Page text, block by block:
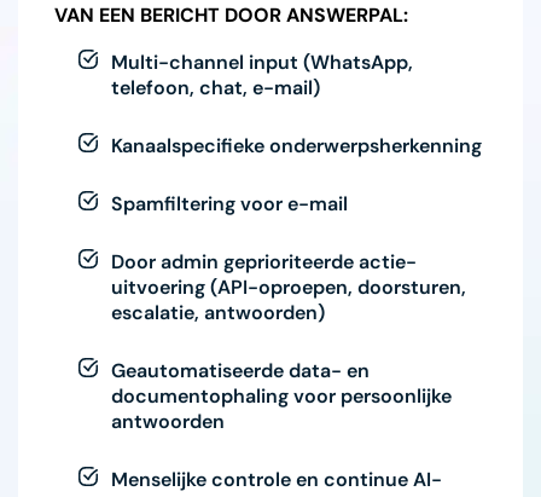
VAN EEN BERICHT DOOR ANSWERPAL:
Multi-channel input (WhatsApp,
telefoon, chat, e-mail)
Kanaalspecifieke onderwerpsherkenning
Spamfiltering voor e-mail
Door admin geprioriteerde actie-
uitvoering (API-oproepen, doorsturen,
escalatie, antwoorden)
Geautomatiseerde data- en
documentophaling voor persoonlijke
antwoorden
Menselijke controle en continue AI-